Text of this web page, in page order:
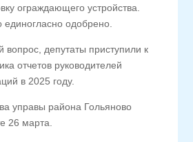
ограждающего устройства.
одобрено.
вопрос, депутаты приступили к
отчетов руководителей
в 2025 году.
управы района Гольяново
26 марта.